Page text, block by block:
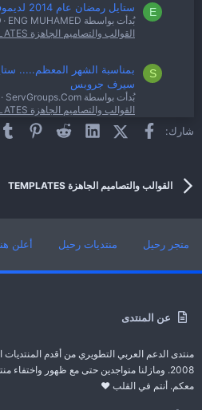
E ستايل رمضان عام 2014 لديموفنف
بُدأت بواسطة ENG MUHAMED 9
القوالب والتصاميم الجاهزة TEMPLATES
S
بمناسبة الشهر المعظم.....
سيرف جروبس
بُدأت بواسطة ServGroups.Com
القوالب والتصاميم الجاهزة TEMPLATES
شارك: فيسبوكX (Twitter)
LinkedIn
Reddit
القوالب والتصاميم الجاهزة TEMPLATES
عن المنتدى
منتدى الدعم العربي التطويري من أقدم المنتديات
2008. ومازلنا متواجدين حتى مع ظهور
معكم. أنتم في القلب ❤️
متجر رحيل منتديات رحيل أعلن